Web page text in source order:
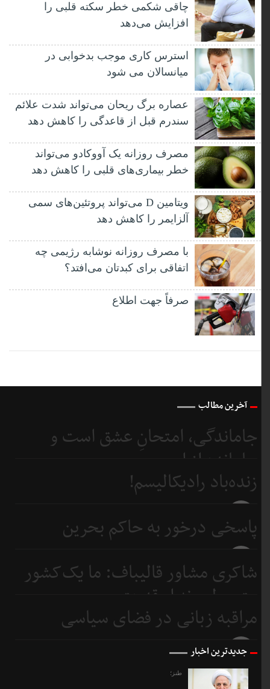
چاقی شکمی خطر سکته قلبی را
افزایش می‌دهد
استرس کاری موجب بدخوابی در
میانسالان می شود
عصاره برگ ریحان می‌تواند شدت علائم
سندرم قبل از قاعدگی را کاهش دهد
مصرف روزانه یک آووکادو می‌تواند
خطر بیماری‌های قلبی را کاهش دهد
ویتامین D می‌تواند پروتئین‌های سمی
آلزایمر را کاهش دهد
با مصرف روزانه نوشابه رژیمی چه
اتفاقی برای کبدتان می‌افتد؟
صرفاً جهت اطلاع
آخرین مطالب
جاماندگی، امتحانِ عشق است و
جامانده از اربعین...
3 روز
زنده‌باد رادیکالیسم!
پاسخی درخور به حاکم بحرین
شاکری مشاور قالیباف: ما یک‌کشور
متوسطیم نه ابرقدرت
6 روز
مراقبه زبانی در فضای سیاسی
قبل
جدیدترین اخبار
طنز؛